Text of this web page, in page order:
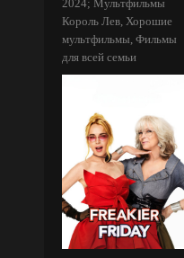
2024; Мультфильмы
Король Лев, Хорошие
мультфильмы, Фильмы
для всей семьи